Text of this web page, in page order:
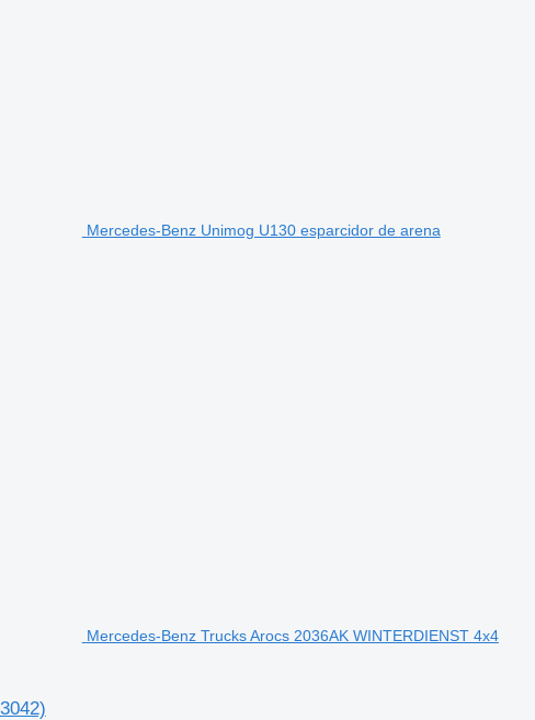
Mercedes-Benz Unimog U130 esparcidor de arena
Mercedes-Benz Trucks Arocs 2036AK WINTERDIENST 4x4